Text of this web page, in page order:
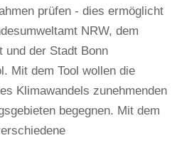
prüfen - dies ermöglicht
NRW, dem
und der Stadt Bonn
Mit dem Tool wollen die
Klimawandels zunehmenden
begegnen. Mit dem